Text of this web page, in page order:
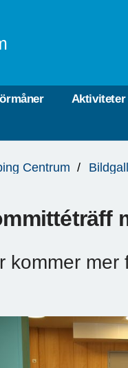
Aktiviteter
Centrum
kommer